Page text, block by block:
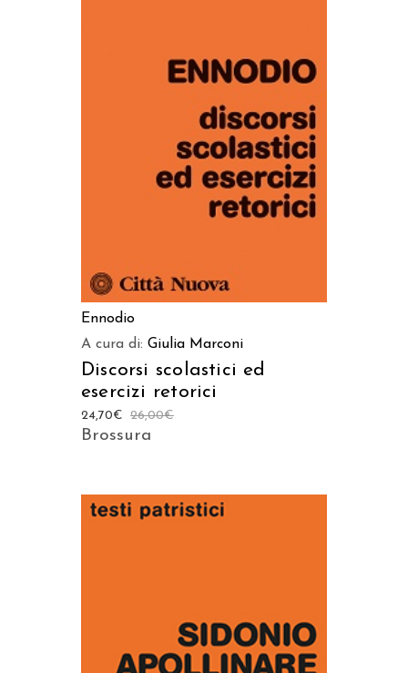
AGGIUNGI AL CARRELLO
Ennodio
A cura di: Giulia Marconi
Discorsi scolastici ed
esercizi retorici
26,00€
24,70€
Brossura